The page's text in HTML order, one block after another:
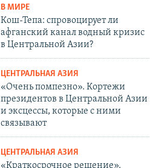
В МИРЕ
Кош-Тепа: спровоцирует ли
афганский канал водный кризис
в Центральной Азии?
ЦЕНТРАЛЬНАЯ АЗИЯ
«Очень помпезно». Кортежи
президентов в Центральной Азии
и эксцессы, которые с ними
связывают
ЦЕНТРАЛЬНАЯ АЗИЯ
«Краткосрочное решение».